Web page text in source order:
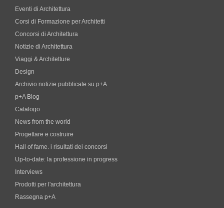
Eventi di Architettura
Corsi di Formazione per Architetti
Concorsi di Architettura
Notizie di Architettura
Viaggi & Architetture
Design
Archivio notizie pubblicate su p+A
p+A Blog
Catalogo
News from the world
Progettare e costruire
Hall of fame. i risultati dei concorsi
Up-to-date: la professione in progress
Interviews
Prodotti per l'architettura
Rassegna p+A